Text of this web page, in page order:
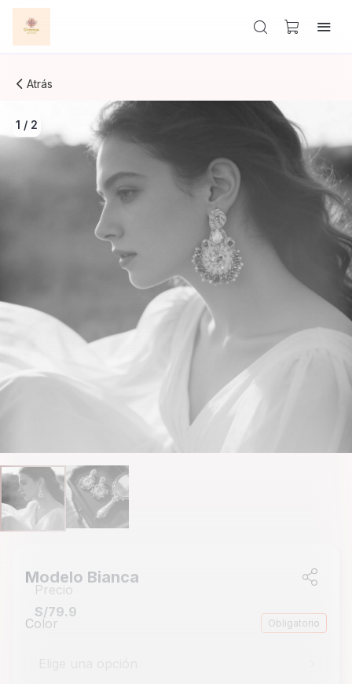
Atrás
1 / 2
Modelo Bianca
Precio
S/79.9
Color Obligatorio